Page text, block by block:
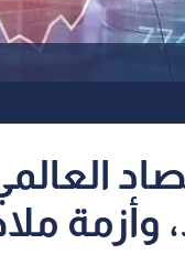
وأزمة